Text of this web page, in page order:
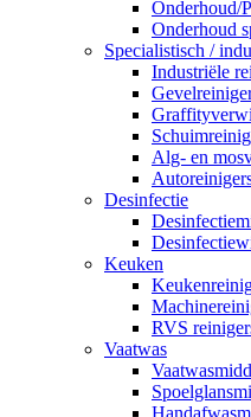
Onderhoud/
Onderhoud
Specialistisch /
Industriële
Alg- en
Desinfectie
Keuken
RVS
Vaatwas